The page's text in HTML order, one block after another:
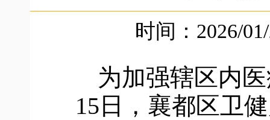
时间：2026/
为加强辖区内
15日， 襄都区卫